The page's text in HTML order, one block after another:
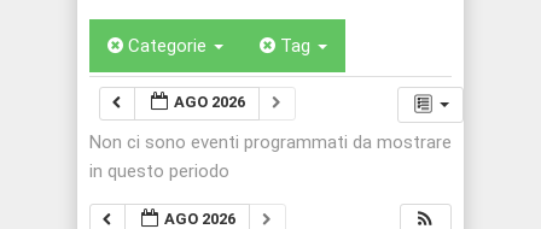
Categorie Tag
AGO 2026
Non ci sono eventi programmati da mostrare
in questo periodo
AGO 2026